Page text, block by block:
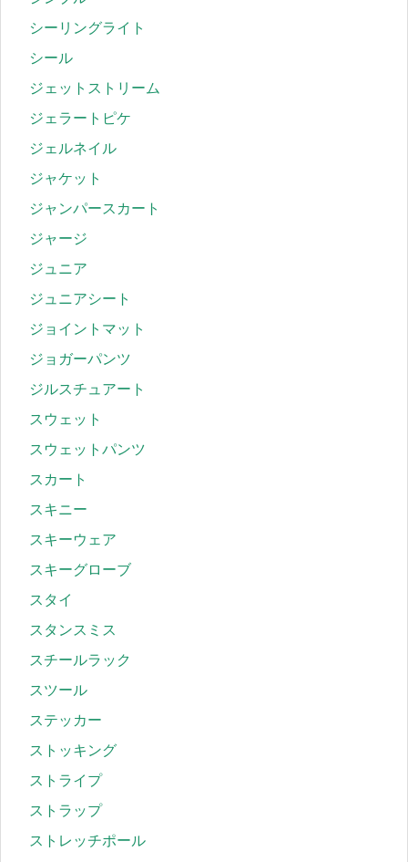
シーリングライト
シール
ジェットストリーム
ジェラートピケ
ジェルネイル
ジャケット
ジャンパースカート
ジャージ
ジュニア
ジュニアシート
ジョイントマット
ジョガーパンツ
ジルスチュアート
スウェット
スウェットパンツ
スカート
スキニー
スキーウェア
スキーグローブ
スタイ
スタンスミス
スチールラック
スツール
ステッカー
ストッキング
ストライプ
ストラップ
ストレッチポール